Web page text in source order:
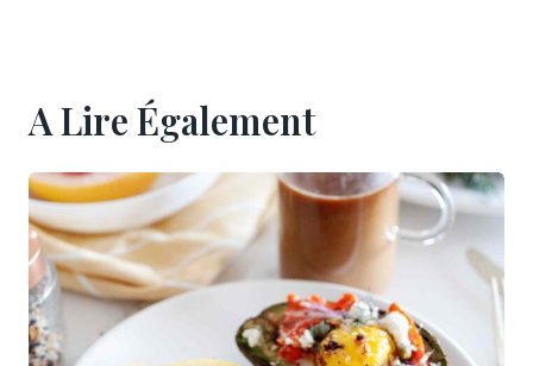
A Lire Également